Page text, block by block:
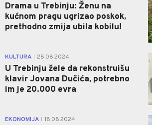
Drama u Trebinju: Ženu na
kućnom pragu ugrizao poskok,
prethodno zmija ubila kobilu!
KULTURA 28.08.2024.
U Trebinju žele da rekonstruišu
klavir Jovana Dučića, potrebno
im je 20.000 evra
EKONOMIJA 18.08.2024.